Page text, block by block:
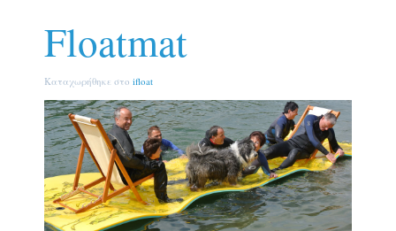
Floatmat
Καταχωρήθηκε στο ifloat